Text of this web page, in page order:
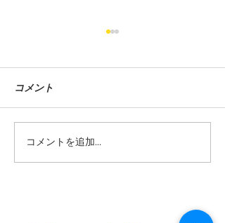
毎月ご成約を頂いており
ます。
コメント
コメントを追加…
ニコノリ奈良橿原店